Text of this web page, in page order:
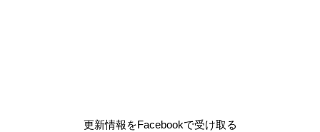
更新情報をFacebookで受け取る